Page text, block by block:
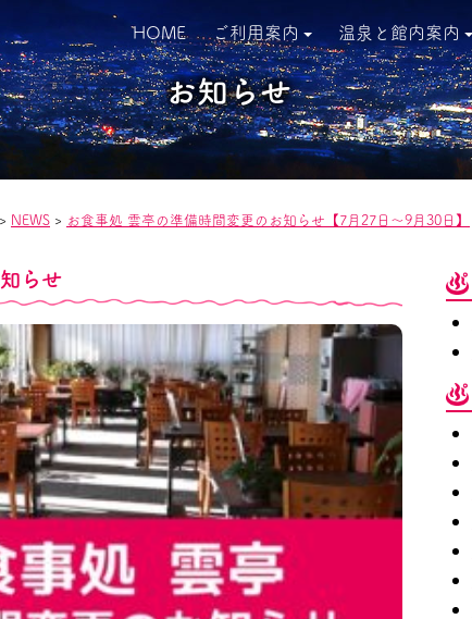
HOME ご利用案内 温泉と館内案内
お知らせ
> NEWS > お食事処 雲亭の準備時間変更のお知らせ【7月27日～9月30日】
らせ